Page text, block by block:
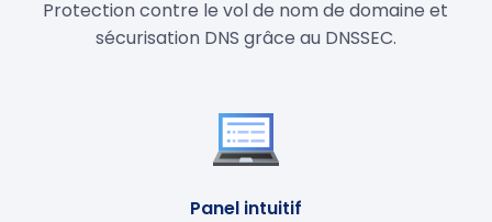
Protection contre le vol de nom de domaine et
sécurisation DNS grâce au DNSSEC.
Panel intuitif